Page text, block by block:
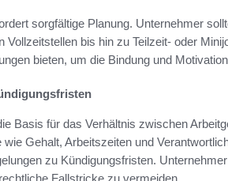
sorgfältige Planung. Unternehmer
Vollzeitstellen bis hin zu Teilzeit- oder
bieten, um die Bindung und
Basis für das Verhältnis zwischen
Gehalt, Arbeitszeiten und
zu Kündigungsfristen.
Fallstricke zu vermeiden.